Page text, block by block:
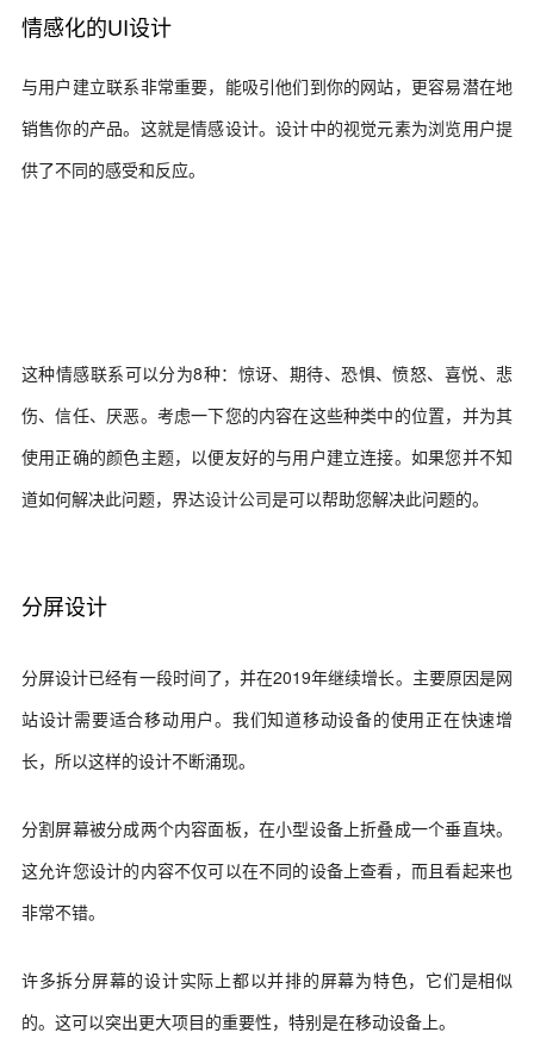
情感化的UI设计
与用户建立联系非常重要，能吸引他们到你的网站，更容易潜在地
销售你的产品。这就是情感设计。设计中的视觉元素为浏览用户提
供了不同的感受和反应。
这种情感联系可以分为8种：惊讶、期待、恐惧、愤怒、喜悦、悲
伤、信任、厌恶。考虑一下您的内容在这些种类中的位置，并为其
使用正确的颜色主题，以便友好的与用户建立连接。如果您并不知
道如何解决此问题，界达设计公司是可以帮助您解决此问题的。
分屏设计
分屏设计已经有一段时间了，并在2019年继续增长。主要原因是网
站设计需要适合移动用户。我们知道移动设备的使用正在快速增
长，所以这样的设计不断涌现。
分割屏幕被分成两个内容面板，在小型设备上折叠成一个垂直块。
这允许您设计的内容不仅可以在不同的设备上查看，而且看起来也
非常不错。
许多拆分屏幕的设计实际上都以并排的屏幕为特色，它们是相似
的。这可以突出更大项目的重要性，特别是在移动设备上。